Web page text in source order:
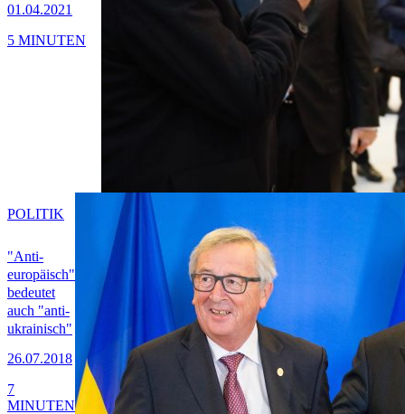
01.04.2021
5 MINUTEN
"Anti-
europäisch"
bedeutet
auch "anti-
ukrainisch"
26.07.2018
POLITIK
7
MINUTEN